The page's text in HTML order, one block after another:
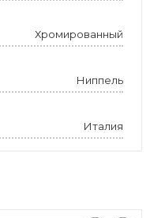
Хромированный
Ниппель
Италия